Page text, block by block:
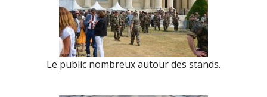
Le public nombreux autour des stands.